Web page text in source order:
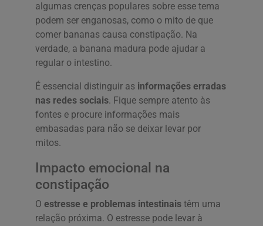
algumas crenças populares sobre esse tema
podem ser enganosas, como o mito de que
comer bananas causa constipação. Na
verdade, a banana madura pode ajudar a
regular o intestino.
É essencial distinguir as informações erradas
nas redes sociais. Fique sempre atento às
fontes e procure informações mais
embasadas para não se deixar levar por
mitos.
Impacto emocional na
constipação
O estresse e problemas intestinais têm uma
relação próxima. O estresse pode levar à